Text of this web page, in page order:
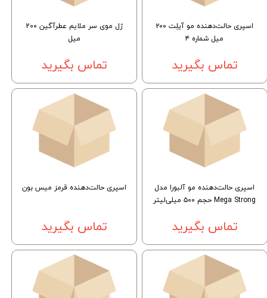
اسپری حالت‌دهنده مو آیلِت ۲۰۰
میل شماره ۴
تماس بگیرید
ژل موی سر ملایم عطرآگین 200
میل
تماس بگیرید
اسپری حالت‌دهنده مو آلبورا مدل
Mega Strong حجم ۵۰۰ میلی‌لیتر
تماس بگیرید
اسپری حالت‌دهنده قرمز میس بون
تماس بگیرید